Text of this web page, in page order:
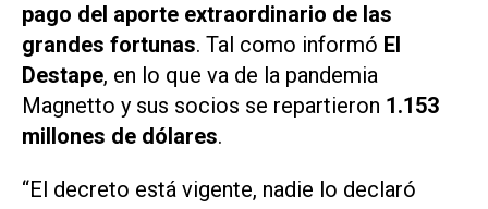
pago del aporte extraordinario de las
grandes fortunas. Tal como informó El
Destape, en lo que va de la pandemia
Magnetto y sus socios se repartieron 1.153
millones de dólares.
“El decreto está vigente, nadie lo declaró